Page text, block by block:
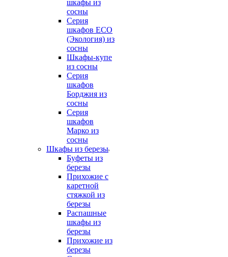
шкафы из
сосны
Серия
шкафов ECO
(Экология) из
сосны
Шкафы-купе
из сосны
Серия
шкафов
Борджия из
сосны
Серия
шкафов
Марко из
сосны
Шкафы из березы
Буфеты из
березы
Прихожие с
каретной
стяжкой из
березы
Распашные
шкафы из
березы
Прихожие из
березы